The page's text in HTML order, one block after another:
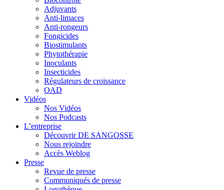
Adjuvants
Anti-limaces
Anti-rongeurs
Fongicides
Biostimulants
Phytothérapie
Inoculants
Insecticides
Régulateurs de croissance
OAD
Vidéos
Nos Vidéos
Nos Podcasts
L’entreprise
Découvrir DE SANGOSSE
Nous rejoindre
Accès Weblog
Presse
Revue de presse
Communiqués de presse